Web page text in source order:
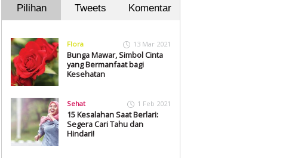
Pilihan Tweets Komentar
Flora 13 Mar 2021
Bunga Mawar, Simbol Cinta
yang Bermanfaat bagi
Kesehatan
Sehat 1 Feb 2021
15 Kesalahan Saat Berlari:
Segera Cari Tahu dan
Hindari!